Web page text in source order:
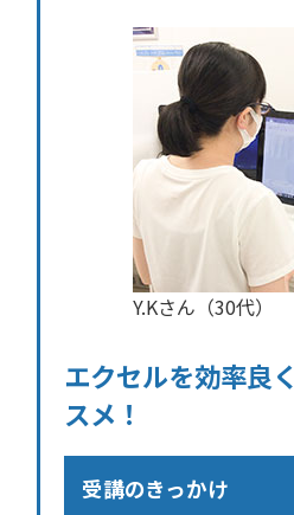
Y.Kさん（30代）
エクセルを効率良
スメ！
受講のきっかけ